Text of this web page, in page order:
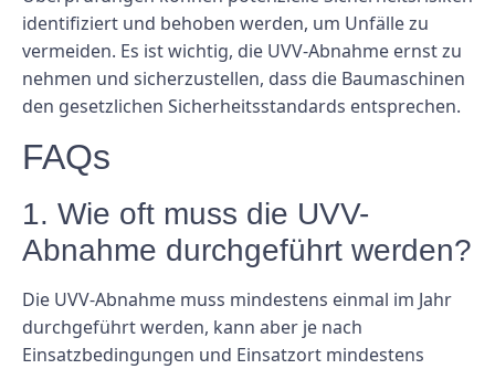
identifiziert und behoben werden, um Unfälle zu
vermeiden. Es ist wichtig, die UVV-Abnahme ernst zu
nehmen und sicherzustellen, dass die Baumaschinen
den gesetzlichen Sicherheitsstandards entsprechen.
FAQs
1. Wie oft muss die UVV-
Abnahme durchgeführt werden?
Die UVV-Abnahme muss mindestens einmal im Jahr
durchgeführt werden, kann aber je nach
Einsatzbedingungen und Einsatzort mindestens